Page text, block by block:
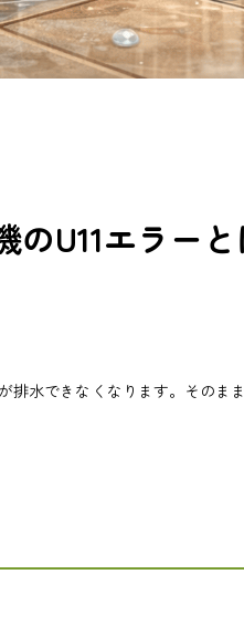
のU11エラー
排水できなくなります。そのま